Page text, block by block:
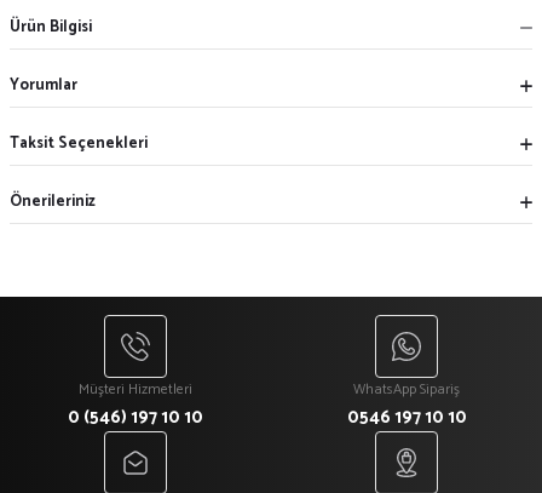
Ürün Bilgisi
Yorumlar
Taksit Seçenekleri
Önerileriniz
Müşteri Hizmetleri
0 (546) 197 10 10
WhatsApp Sipariş
0546 197 10 10